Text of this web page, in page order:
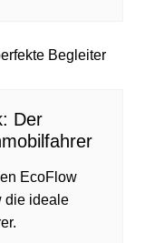
Der
EcoFlow
die ideale